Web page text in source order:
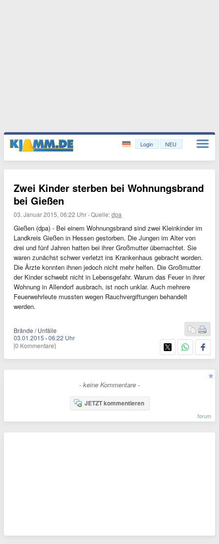
Login NEU
Zwei Kinder sterben bei Wohnungsbrand
bei Gießen
03. Januar 2015, 06:22 Uhr ·Quelle:dpa
Gießen (dpa) - Bei einem Wohnungsbrand sind zwei Kleinkinder im
Landkreis Gießen in Hessen gestorben. Die Jungen im Alter von
drei und fünf Jahren hatten bei ihrer Großmutter übernachtet. Sie
waren zunächst schwer verletzt ins Krankenhaus gebracht worden.
Die Ärzte konnten ihnen jedoch nicht mehr helfen. Die Großmutter
der Kinder schwebt nicht in Lebensgefahr. Warum das Feuer in ihrer
Wohnung in Allendorf ausbrach, ist noch unklar. Auch mehrere
Feuerwehrleute mussten wegen Rauchvergiftungen behandelt
werden.
Brände / Unfälle
03.01.2015 ·06:22 Uhr
[0 Kommentare]
- keine Kommentare -
JETZT kommentieren
forum